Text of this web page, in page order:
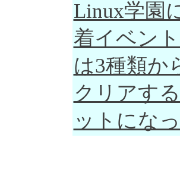
Linux学園
着イベン
は3種類か
クリアす
ットにな